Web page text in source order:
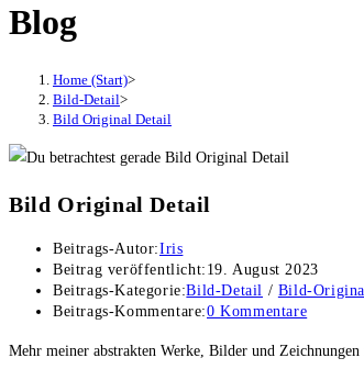
Blog
Home (Start)>
Bild-Detail>
Bild Original Detail
Bild Original Detail
Beitrags-Autor:Iris
Beitrag veröffentlicht: 19. August 2023
Beitrags-Kategorie:Bild-Detail / Bild-
Beitrags-Kommentare:0 Kommentare
Mehr meiner abstrakten Werke, Bilder und